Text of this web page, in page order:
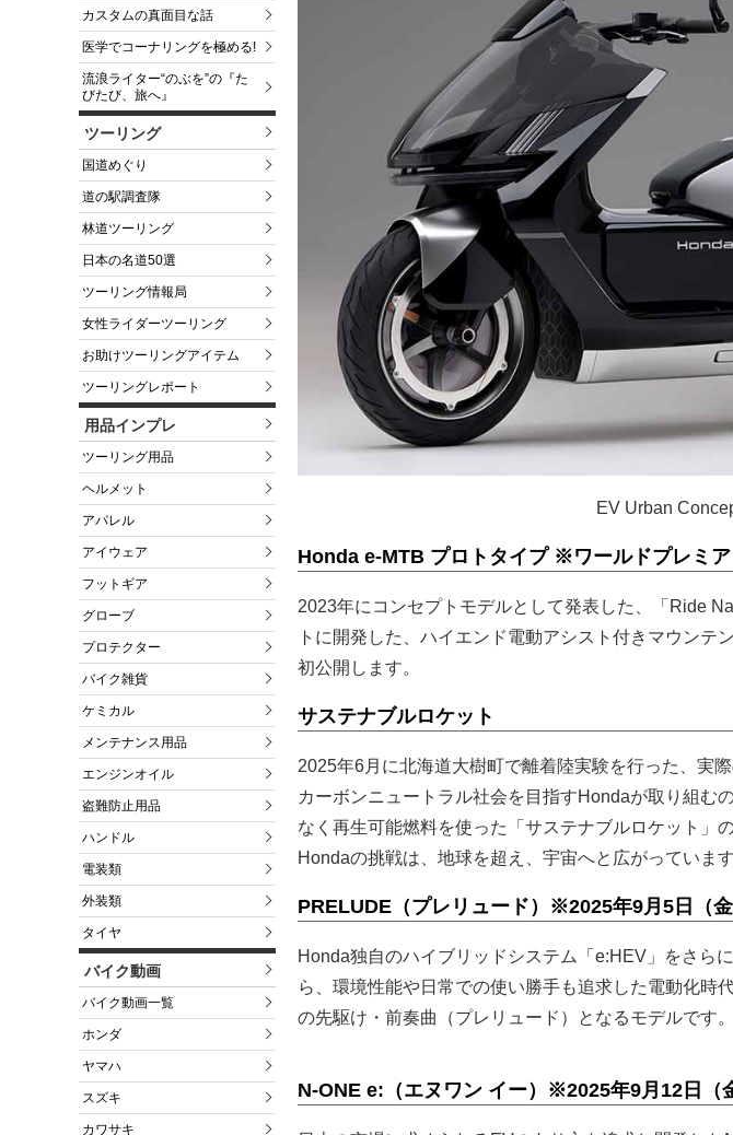
カスタムの真面目な話
医学でコーナリングを極める!
流浪ライター“のぶを”の『た
びたび、旅へ』
ツーリング
国道めぐり
道の駅調査隊
林道ツーリング
日本の名道50選
ツーリング情報局
女性ライダーツーリング
お助けツーリングアイテム
ツーリングレポート
用品インプレ
ツーリング用品
ヘルメット
アパレル
アイウェア
フットギア
グローブ
プロテクター
バイク雑貨
ケミカル
メンテナンス用品
エンジンオイル
盗難防止用品
ハンドル
電装類
外装類
タイヤ
バイク動画
バイク動画一覧
ホンダ
ヤマハ
スズキ
カワサキ
EV Urban
Honda e-MTB プロトタイプ ※ワールドプレミア
2023年にコンセプトモデルとして発表した、「Ride
トに開発した、ハイエンド電動アシスト付きマウンテ
初公開します。
サステナブルロケット
2025年6月に北海道大樹町で離着陸実験を行った、実際
カーボンニュートラル社会を目指すHondaが取り組む
なく再生可能燃料を使った「サステナブルロケット」の
Hondaの挑戦は、地球を超え、宇宙へと広がっています
PRELUDE（プレリュード）※2025年9月5日（
Honda独自のハイブリッドシステム「e:HEV」をさら
ら、環境性能や日常での使い勝手も追求した電動化時
の先駆け・前奏曲（プレリュード）となるモデルです。
N-ONE e:（エヌワン イー）※2025年9月12日（